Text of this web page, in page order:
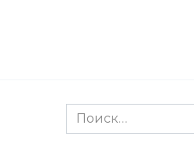
Search
for: